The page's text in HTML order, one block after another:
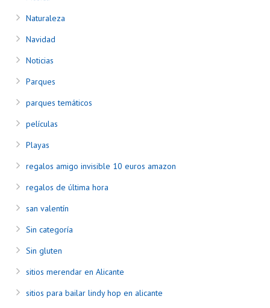
Naturaleza
Navidad
Noticias
Parques
parques temáticos
películas
Playas
regalos amigo invisible 10 euros amazon
regalos de última hora
san valentín
Sin categoría
Sin gluten
sitios merendar en Alicante
sitios para bailar lindy hop en alicante